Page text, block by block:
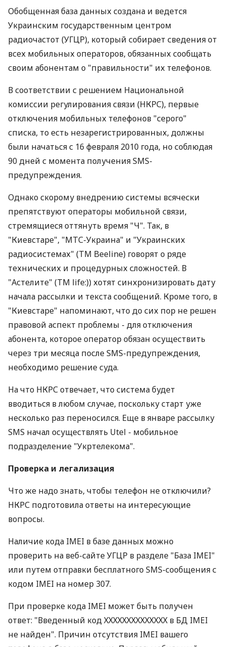
Обобщенная база данных создана и ведется
Украинским государственным центром
радиочастот (УГЦР), который собирает сведения от
всех мобильных операторов, обязанных сообщать
своим абонентам о "правильности" их телефонов.
В соответствии с решением Национальной
комиссии регулирования связи (НКРС), первые
отключения мобильных телефонов "серого"
списка, то есть незарегистрированных, должны
были начаться с 16 февраля 2010 года, но соблюдая
90 дней с момента получения SMS-
предупреждения.
Однако скорому внедрению системы всячески
препятствуют операторы мобильной связи,
стремящиеся оттянуть время "Ч". Так, в
"Киевстаре", "МТС-Украина" и "Украинских
радиосистемах" (TM Beeline) говорят о ряде
технических и процедурных сложностей. В
"Астелите" (ТМ life:)) хотят синхронизировать дату
начала рассылки и текста сообщений. Кроме того, в
"Киевстаре" напоминают, что до сих пор не решен
правовой аспект проблемы - для отключения
абонента, которое оператор обязан осуществить
через три месяца после SMS-предупреждения,
необходимо решение суда.
На что НКРС отвечает, что система будет
вводиться в любом случае, поскольку старт уже
несколько раз переносился. Еще в январе рассылку
SMS начал осуществлять Utel - мобильное
подразделение "Укртелекома".
Проверка и легализация
Что же надо знать, чтобы телефон не отключили?
НКРС подготовила ответы на интересующие
вопросы.
Наличие кода IMEI в базе данных можно
проверить на веб-сайте УГЦР в разделе "База IMEI"
или путем отправки бесплатного SMS-сообщения с
кодом IMEI на номер 307.
При проверке кода IMEI может быть получен
ответ: "Введенный код ХХХХХХХХХХХХХХ в БД IMEI
не найден". Причин отсутствия IMEI вашего